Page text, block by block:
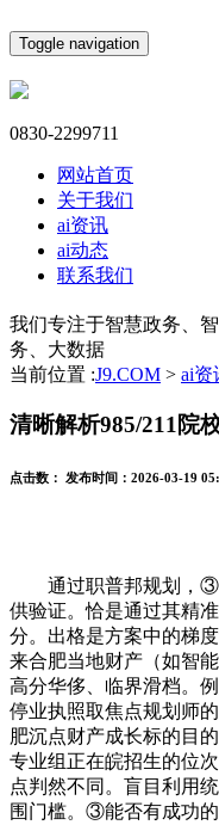
Toggle navigation
0830-2299711
网站首页
关于我们
ai资讯
ai动态
联系我们
我们专注于智慧政务、
务、大数据
当前位置 :J9.COM > ai资
清晰解析985/211院
点击数： 发布时间： 2026-03-19
通过职普邦规划，③
供验证。恰是通过其精
分。出格是方案中的梯
来合肥当地财产（如智
高分华侈、临界滑档。
停业执照取焦点规划师
肥沉点财产成长标的目
专业组正在皖招生的位
点判然不同。盲目利用
围门槛。③能否有成功